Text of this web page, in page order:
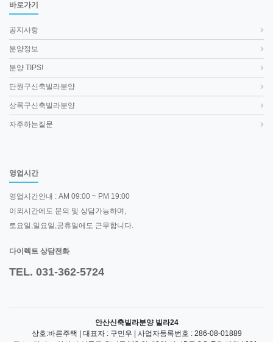
바로가기
공지사항
분양정보
분양 TIPS!
단원구신축빌라분양
상록구신축빌라분양
자주하는질문
영업시간
영업시간안내 : AM 09:00 ~ PM 19:00
이외시간에도 문의 및 상담가능하며,
토요일,일요일,공휴일에도 근무합니다.
다이렉트 상담전화
TEL. 031-362-5724
안산신축빌라분양 빌라24
상호:바른주택 | 대표자 : 구민우 | 사업자등록번호 : 286-08-01889